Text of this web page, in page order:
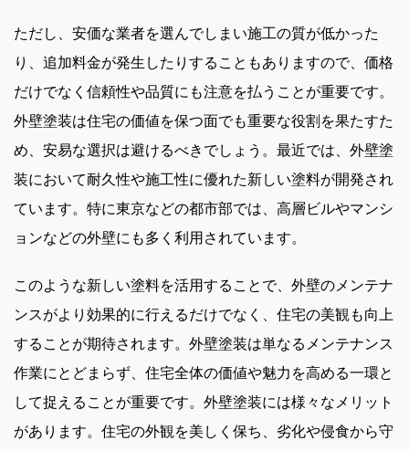
ただし、安価な業者を選んでしまい施工の質が低かった
り、追加料金が発生したりすることもありますので、価格
だけでなく信頼性や品質にも注意を払うことが重要です。
外壁塗装は住宅の価値を保つ面でも重要な役割を果たすた
め、安易な選択は避けるべきでしょう。最近では、外壁塗
装において耐久性や施工性に優れた新しい塗料が開発され
ています。特に東京などの都市部では、高層ビルやマンシ
ョンなどの外壁にも多く利用されています。
このような新しい塗料を活用することで、外壁のメンテナ
ンスがより効果的に行えるだけでなく、住宅の美観も向上
することが期待されます。外壁塗装は単なるメンテナンス
作業にとどまらず、住宅全体の価値や魅力を高める一環と
して捉えることが重要です。外壁塗装には様々なメリット
があります。住宅の外観を美しく保ち、劣化や侵食から守